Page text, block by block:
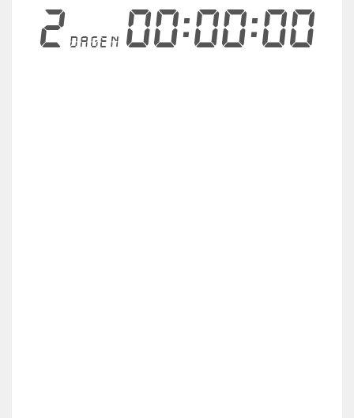
2dagen00:00:00